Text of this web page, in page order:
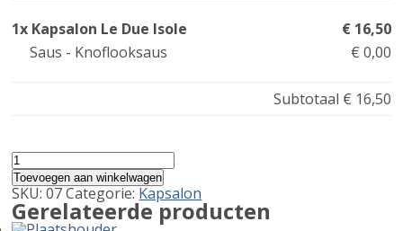
1x Kapsalon Le Due Isole
€ 16,50
Saus - Knoflooksaus
€ 0,00
Subtotaal € 16,50
Kapsalon
Le
Due
Isole
aantal
Toevoegen aan winkelwagen
SKU:07 Categorie: Kapsalon
Gerelateerde producten